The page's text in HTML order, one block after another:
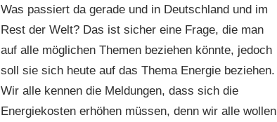
Was passiert da gerade und in Deutschland und im
Rest der Welt? Das ist sicher eine Frage, die man
auf alle möglichen Themen beziehen könnte, jedoch
soll sie sich heute auf das Thema Energie beziehen.
Wir alle kennen die Meldungen, dass sich die
Energiekosten erhöhen müssen, denn wir alle wollen